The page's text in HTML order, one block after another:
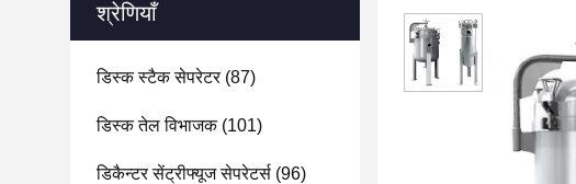
श्रेणियाँ
डिस्क स्टैक सेपरेटर(87)
डिस्क तेल विभाजक(101)
डिकैन्टर सेंट्रीफ्यूज सेपरेटर्स (96)